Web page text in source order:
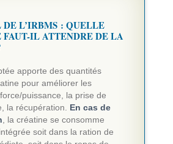
L’IRBMS : QUELLE
IL ATTENDRE DE LA
apporte des quantités
pour améliorer les
puissance, la prise de
la récupération. En cas de
, la créatine se consomme
soit dans la ration de